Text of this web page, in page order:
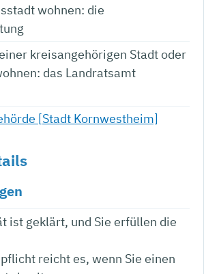
wohnen: die
kreisangehörigen Stadt oder
das Landratsamt
[Stadt Kornwestheim]
ist geklärt, und Sie erfüllen die
reicht es, wenn Sie einen